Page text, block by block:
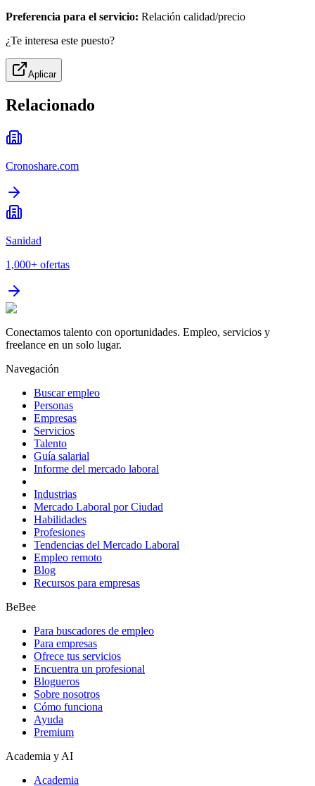
Preferencia para el servicio: Relación calidad/precio
¿Te interesa este puesto?
Aplicar
Relacionado
Cronoshare.com
Sanidad
1,000+ ofertas
Conectamos talento con oportunidades. Empleo, servicios y
freelance en un solo lugar.
Navegación
Buscar empleo
Personas
Empresas
Servicios
Talento
Guía salarial
Informe del mercado laboral
Industrias
Mercado Laboral por Ciudad
Habilidades
Profesiones
Tendencias del Mercado Laboral
Empleo remoto
Blog
Recursos para empresas
BeBee
Para buscadores de empleo
Para empresas
Ofrece tus servicios
Encuentra un profesional
Blogueros
Sobre nosotros
Cómo funciona
Ayuda
Premium
Academia y AI
Academia